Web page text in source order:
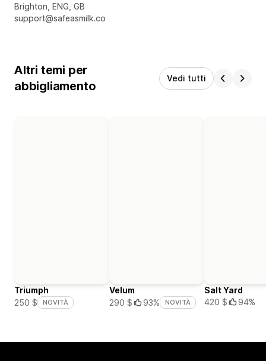
Recapiti del designer
Brighton, ENG, GB
support@safeasmilk.co
Altri temi per
abbigliamento
Vedi tutti
Triumph
250 $
NOVITÀ
Velum
290 $
93% NOVITÀ
Salt Yard
420 $
94%